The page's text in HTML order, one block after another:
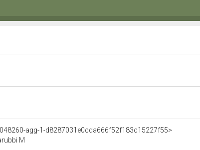
agg-1-d8287031e0cda666f52f183c15227f55>
M